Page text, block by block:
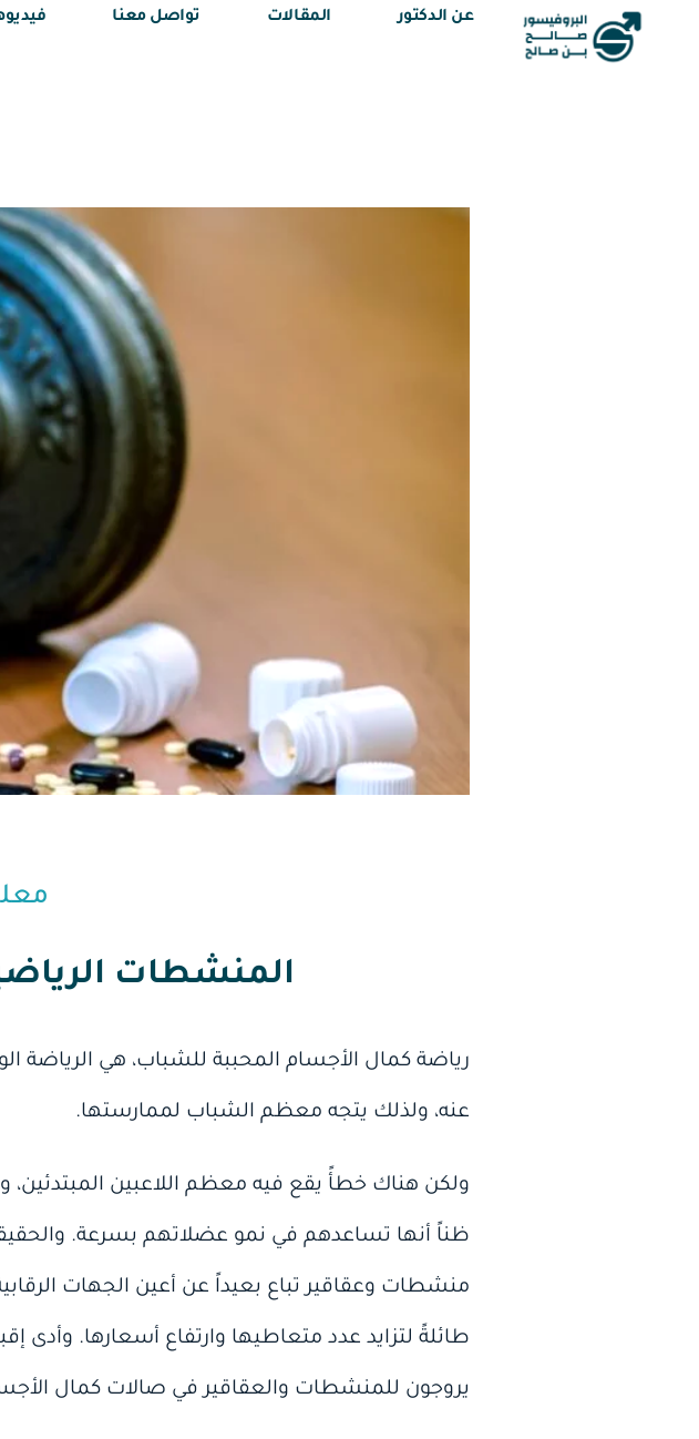
عن الدكتور المقالات تواصل معنا
المنشطات
رياضة كمال الأجسام المحببة للشباب، هي الرياضة
عنه، ولذلك يتجه معظم الشباب لممارستها.
ولكن هناك خطأً يقع فيه معظم اللاعبين المبتدئين،
ظناً أنها تساعدهم في نمو عضلاتهم بسرعة.
منشطات وعقاقير تباع بعيداً عن أعين الجهات
طائلةً لتزايد عدد متعاطيها وارتفاع أسعارها. وأدى
يروجون للمنشطات والعقاقير في صالات كمال